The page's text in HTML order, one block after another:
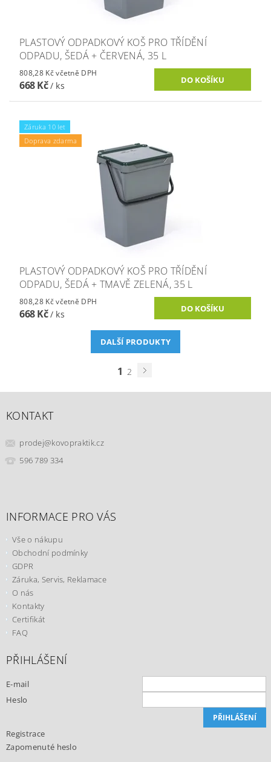
PLASTOVÝ ODPADKOVÝ KOŠ PRO TŘÍDĚNÍ
ODPADU, ŠEDÁ + ČERVENÁ, 35 L
808,28 Kč včetně DPH
668 Kč/ ks
Záruka 10 let
Doprava zdarma
PLASTOVÝ ODPADKOVÝ KOŠ PRO TŘÍDĚNÍ
ODPADU, ŠEDÁ + TMAVĚ ZELENÁ, 35 L
808,28 Kč včetně DPH
668 Kč/ ks
DALŠÍ PRODUKTY
1 2
KONTAKT
prodej@kovopraktik.cz
596 789 334
INFORMACE PRO VÁS
Vše o nákupu
Obchodní podmínky
GDPR
Záruka, Servis, Reklamace
O nás
Kontakty
Certifikát
FAQ
PŘIHLÁŠENÍ
E-mail
Heslo
Registrace
Zapomenuté heslo